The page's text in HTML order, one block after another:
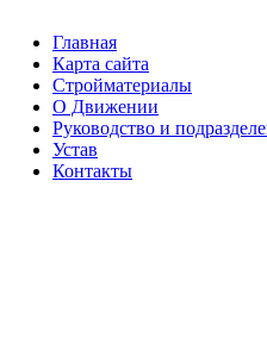
Главная
Карта сайта
Стройматериалы
О Движении
Руководство и
Устав
Контакты